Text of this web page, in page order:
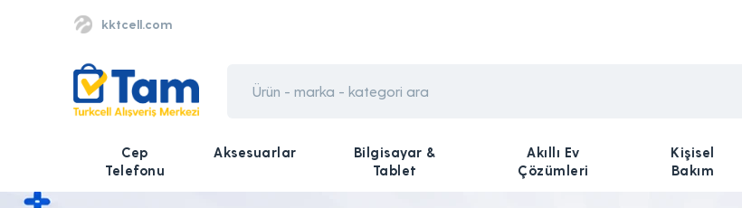
kktcell.com
Cep
Telefonu
Aksesuarlar
Bilgisayar &
Tablet
Akıllı Ev
Çözümleri
Kişisel
Bakım